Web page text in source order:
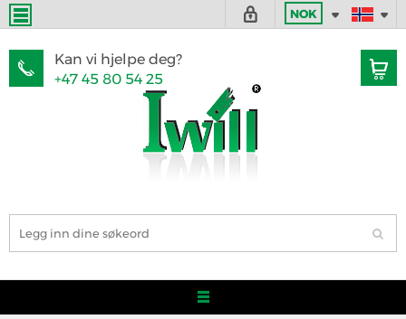
NOK
Kan vi hjelpe deg?
+47 45 80 54 25